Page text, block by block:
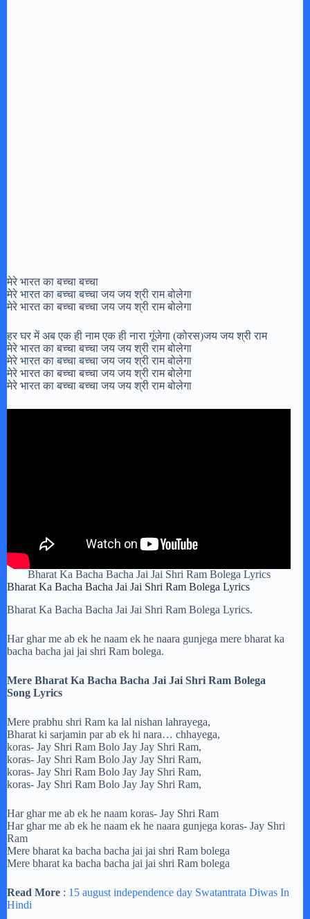
मेरे भारत का बच्चा बच्चा
मेरे भारत का बच्चा बच्चा जय जय श्री राम बोलेगा
मेरे भारत का बच्चा बच्चा जय जय श्री राम बोलेगा
हर घर में अब एक ही नाम एक ही नारा गूंजेगा (कोरस)जय जय श्री राम
मेरे भारत का बच्चा बच्चा जय जय श्री राम बोलेगा
मेरे भारत का बच्चा बच्चा जय जय श्री राम बोलेगा
मेरे भारत का बच्चा बच्चा जय जय श्री राम बोलेगा
मेरे भारत का बच्चा बच्चा जय जय श्री राम बोलेगा
Bharat Ka Bacha Bacha Jai Jai Shri Ram Bolega Lyrics
Bharat Ka Bacha Bacha Jai Jai Shri Ram Bolega Lyrics
Bharat Ka Bacha Bacha Jai Jai Shri Ram Bolega Lyrics.
Har ghar me ab ek he naam ek he naara gunjega mere bharat ka
bacha bacha jai jai shri Ram bolega.
Mere Bharat Ka Bacha Bacha Jai Jai Shri Ram Bolega
Song Lyrics
Mere prabhu shri Ram ka lal nishan lahrayega,
Bharat ki sarjamin par ab ek hi nara… chhayega,
koras- Jay Shri Ram Bolo Jay Jay Shri Ram,
koras- Jay Shri Ram Bolo Jay Jay Shri Ram,
koras- Jay Shri Ram Bolo Jay Jay Shri Ram,
koras- Jay Shri Ram Bolo Jay Jay Shri Ram,
Har ghar me ab ek he naam koras- Jay Shri Ram
Har ghar me ab ek he naam ek he naara gunjega koras- Jay Shri
Ram
Mere bharat ka bacha bacha jai jai shri Ram bolega
Mere bharat ka bacha bacha jai jai shri Ram bolega
Read More : 15 august independence day Swatantrata Diwas In
Hindi